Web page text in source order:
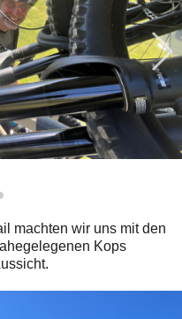
machten wir uns mit den
Kops